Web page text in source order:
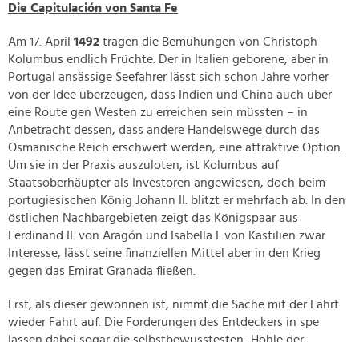
Die Capitulación von Santa Fe
Am 17. April 1492 tragen die Bemühungen von Christoph
Kolumbus endlich Früchte. Der in Italien geborene, aber in
Portugal ansässige Seefahrer lässt sich schon Jahre vorher
von der Idee überzeugen, dass Indien und China auch über
eine Route gen Westen zu erreichen sein müssten – in
Anbetracht dessen, dass andere Handelswege durch das
Osmanische Reich erschwert werden, eine attraktive Option.
Um sie in der Praxis auszuloten, ist Kolumbus auf
Staatsoberhäupter als Investoren angewiesen, doch beim
portugiesischen König Johann II. blitzt er mehrfach ab. In den
östlichen Nachbargebieten zeigt das Königspaar aus
Ferdinand II. von Aragón und Isabella I. von Kastilien zwar
Interesse, lässt seine finanziellen Mittel aber in den Krieg
gegen das Emirat Granada fließen.
Erst, als dieser gewonnen ist, nimmt die Sache mit der Fahrt
wieder Fahrt auf. Die Forderungen des Entdeckers in spe